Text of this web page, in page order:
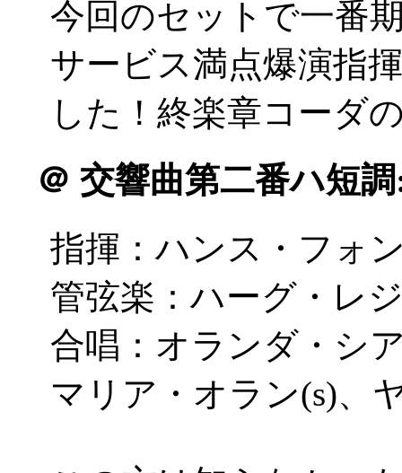
今回のセットで一番
サービス満点爆演指
した！終楽章コーダ
＠ 交響曲第二番ハ短
指揮：ハンス・フォ
管弦楽：ハーグ・レ
合唱：オランダ・シ
マリア・オラン(s)、